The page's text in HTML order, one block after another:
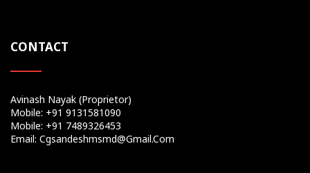
CONTACT
Avinash Nayak (Proprietor)
Mobile: +91 9131581090
Mobile: +91 7489326453
Email: Cgsandeshmsmd@gmail.com